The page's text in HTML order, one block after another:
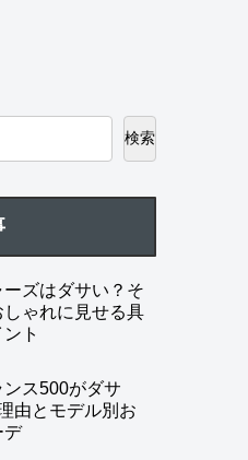
検索
ーズはダサい？そ
ゃれに見せる具
ト
ス500がダサ
由とモデル別お
デ